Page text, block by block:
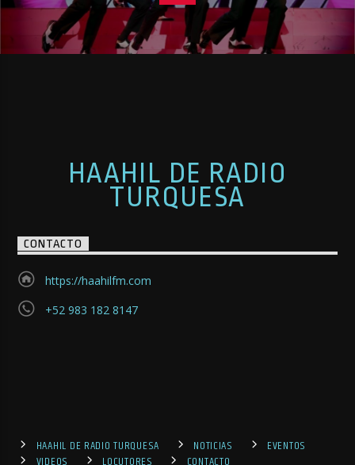
HAAHIL DE RADIO
TURQUESA
CONTACTO
https://haahilfm.com
+52 983 182 8147
HAAHIL DE RADIO TURQUESA NOTICIAS
EVENTOS